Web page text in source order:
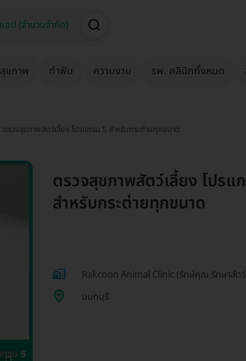
สุขภาพ ทำฟัน ความงาม รพ. คลินิกทั้งหมด
ตรวจสุขภาพสัตว์เลี้ยง โปรแกรม S สำหรับกระต่ายทุกขนาด
ตรวจสุขภาพสัตว์เลี้ยง โปรแ
สำหรับกระต่ายทุกขนาด
Rakcoon Animal Clinic (รักษ์คุณ รักษาสัต
นนทบุรี